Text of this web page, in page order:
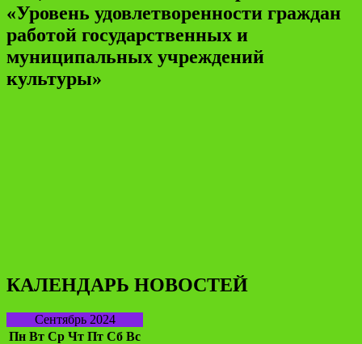
«Уровень удовлетворенности граждан
работой государственных и
муниципальных учреждений
культуры»
КАЛЕНДАРЬ НОВОСТЕЙ
Сентябрь 2024
Пн Вт Ср Чт Пт Сб Вс